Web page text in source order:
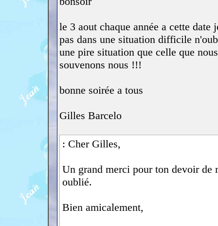
le 3 aout chaque année a cette
pas dans une situation difficile
une pire situation que celle que
souvenons nous !!!
bonne soirée a tous
Gilles Barcelo
: Cher Gilles,
Un grand merci pour ton devoir de
oublié.
Bien amicalement,